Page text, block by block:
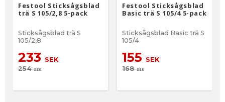
Festool Sticksågsblad
trä S 105/2,8 5-pack
Sticksågsblad trä S
105/2,8
233 SEK
254SEK
Festool Sticksågsblad
Basic trä S 105/4 5-pack
Sticksågsblad Basic trä S
105/4
155 SEK
168SEK